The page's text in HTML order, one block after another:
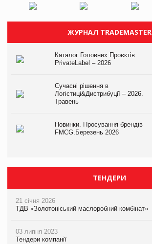
ЖУРНАЛ TRADEMASTER
Каталог Головних Проєктів
PrivateLabel – 2026
Сучасні рішення в
Логістиці&Дистрибуції – 2026.
Травень
Новинки. Просування брендів
FMCG.Березень 2026
ТЕНДЕРИ
21 січня 2026
ТДВ «Золотоніський маслоробний комбінат»
03 липня 2023
Тендери компанії